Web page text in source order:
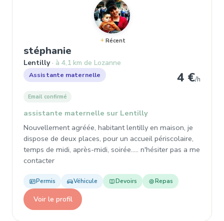
Récent
stéphanie
Lentilly à 4,1 km de Lozanne
Assistante maternelle 4 €/h
Email confirmé
assistante maternelle sur Lentilly
Nouvellement agréée, habitant lentilly en maison, je
dispose de deux places, pour un accueil périscolaire,
temps de midi, après-midi, soirée..... n'hésiter pas a me
contacter
Permis Véhicule Devoirs Repas
Voir le profil